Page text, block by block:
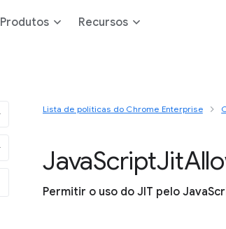
Produtos Recursos
Lista de políticas do Chrome Enterprise
JavaScriptJit
Permitir o uso do JIT pelo